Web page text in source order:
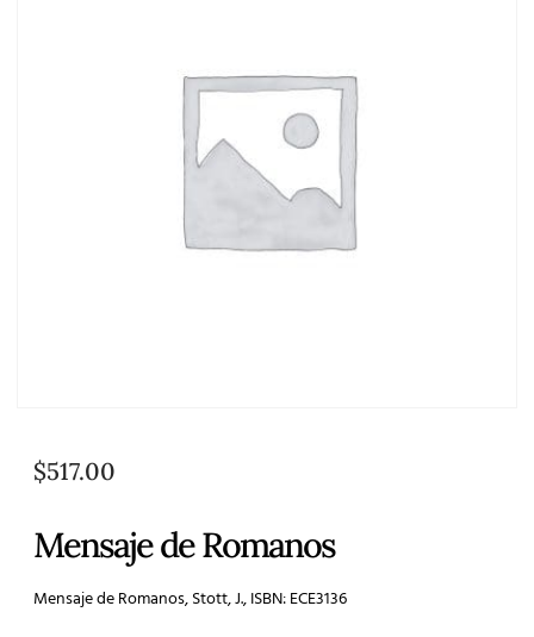
$517.00
Mensaje de Romanos
Mensaje de Romanos, Stott, J., ISBN: ECE3136